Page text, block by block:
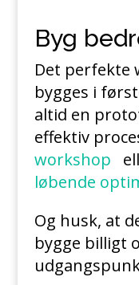
Byg
Det perfekte
bygges i
altid en
effektiv
workshop
løbende
Og husk, at
bygge billigt